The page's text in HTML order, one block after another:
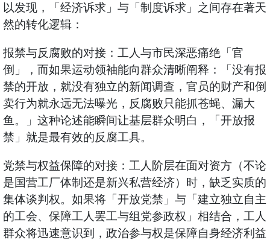
以发现，「经济诉求」与「制度诉求」之间存在著天
然的转化逻辑：
报禁与反腐败的对接：工人与市民深恶痛绝「官
倒」，而如果运动领袖能向群众清晰阐释：「没有报
禁的开放，就没有独立的新闻调查，官员的财产和倒
卖行为就永远无法曝光，反腐败只能抓苍蝇、漏大
鱼。」这种论述能瞬间让基层群众明白，「开放报
禁」就是最有效的反腐工具。
党禁与权益保障的对接：工人阶层在面对资方（不论
是国营工厂体制还是新兴私营经济）时，缺乏实质的
集体谈判权。如果将「开放党禁」与「建立独立自主
的工会、保障工人罢工与组党参政权」相结合，工人
群众将迅速意识到，政治参与权是保障自身经济利益